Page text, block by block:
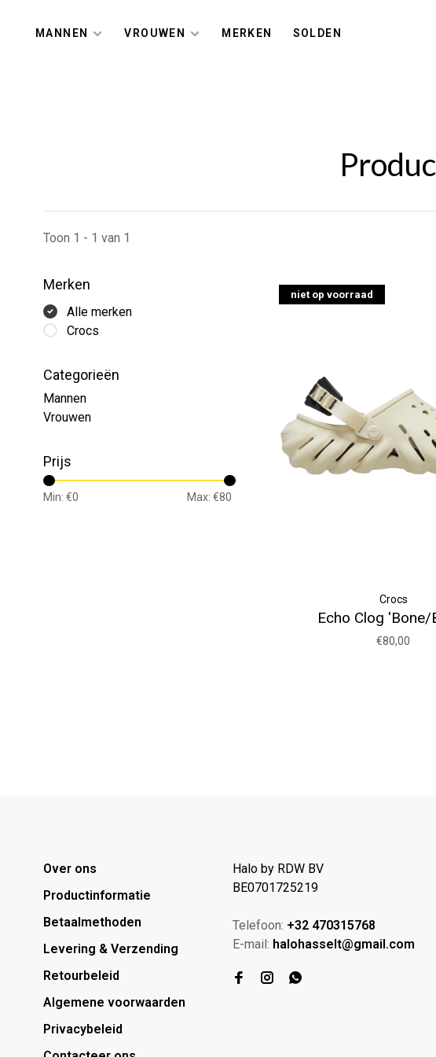
MANNEN VROUWEN MERKEN SOLDEN
Toon 1 - 1 van 1
Merken
Alle merken
Crocs
Categorieën
Mannen
Vrouwen
Prijs
Min: €0 Max: €80
niet op voorraad
Crocs
Echo Clog 'Bone/
€80,00
Over ons
Productinformatie
Betaalmethoden
Levering & Verzending
Retourbeleid
Algemene voorwaarden
Privacybeleid
Halo by RDW BV
BE0701725219
Telefoon: +32 470315768
E-mail: halohasselt@gmail.com